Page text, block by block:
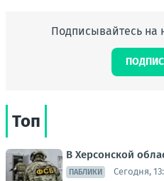
Подписывайтесь на
Топ
В Херсонской
ПАБЛИКИ Сегодня,